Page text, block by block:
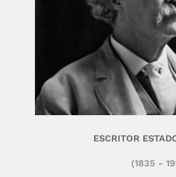
(1835 -
ESCRITOR